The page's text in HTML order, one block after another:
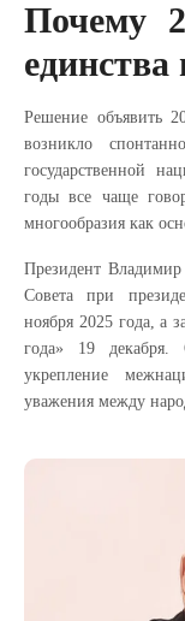
Почему
единства
Решение объявить
возникло
государственной
годы все чаще
многообразия как
Президент
Совета при
ноября 2025 года, а
года» 19 декабря.
укрепление
уважения между